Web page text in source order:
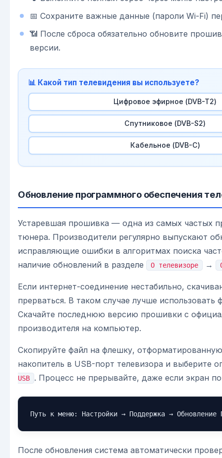
📅 Сохраните важные данные (пароли Wi-Fi)
📶 После сброса обязательно обновите
версии.
📊 Какой тип телевидения вы используете?
Цифровое эфирное (DVB-T2)
Спутниковое (DVB-S2)
Кабельное (DVB-C)
Обновление программного обеспечения
Устаревшая прошивка — одна из самых частых
тюнера. Производители регулярно выпускают
исправляющие ошибки в алгоритмах поиска
наличие обновлений в разделе
О телевизоре →
Если интернет-соединение нестабильно,
прерваться. В таком случае лучше использовать
Скачайте последнюю версию прошивки с
производителя на компьютер.
Скопируйте файл на флешку,
накопитель в USB-порт телевизора и выберите
USB . Процесс не прерывайте, даже если экран
Путь к меню: Настройки → Поддержка → Обновление
После обновления система автоматически